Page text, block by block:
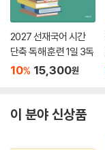
2027 선재국어 시간
단축 독해 훈련 1일 3독
10% 15,300원
이 분야 신상품